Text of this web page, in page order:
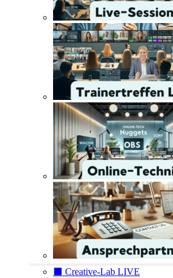
⬛️ Creative-Lab LIVE